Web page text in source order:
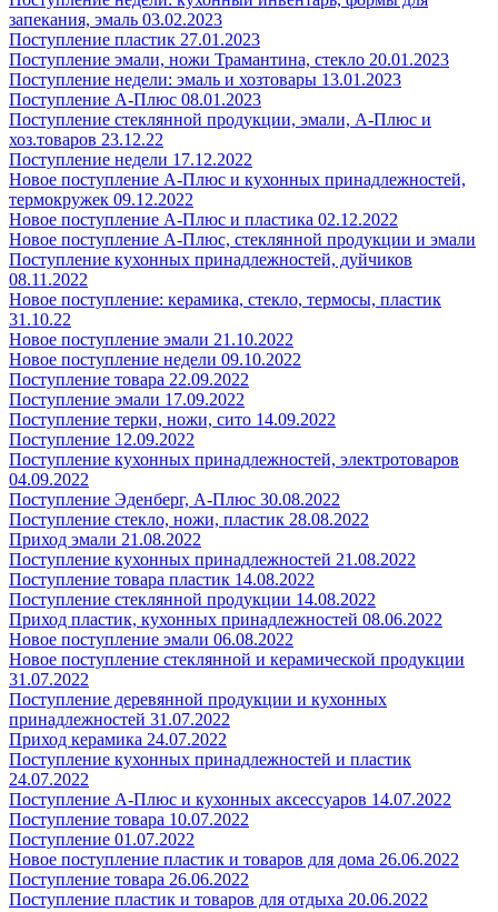
запекания, эмаль 03.02.2023
Поступление пластик 27.01.2023
Поступление эмали, ножи Трамантина, стекло 20.01.2023
Поступление недели: эмаль и хозтовары 13.01.2023
Поступление А-Плюс 08.01.2023
Поступление стеклянной продукции, эмали, А-Плюс и
хоз.товаров 23.12.22
Поступление недели 17.12.2022
Новое поступление А-Плюс и кухонных принадлежностей,
термокружек 09.12.2022
Новое поступление А-Плюс и пластика 02.12.2022
Новое поступление А-Плюс, стеклянной продукции и эмали
Поступление кухонных принадлежностей, дуйчиков
08.11.2022
Новое поступление: керамика, стекло, термосы, пластик
31.10.22
Новое поступление эмали 21.10.2022
Новое поступление недели 09.10.2022
Поступление товара 22.09.2022
Поступление эмали 17.09.2022
Поступление терки, ножи, сито 14.09.2022
Поступление 12.09.2022
Поступление кухонных принадлежностей, электротоваров
04.09.2022
Поступление Эденберг, А-Плюс 30.08.2022
Поступление стекло, ножи, пластик 28.08.2022
Приход эмали 21.08.2022
Поступление кухонных принадлежностей 21.08.2022
Поступление товара пластик 14.08.2022
Поступление стеклянной продукции 14.08.2022
Приход пластик, кухонных принадлежностей 08.06.2022
Новое поступление эмали 06.08.2022
Новое поступление стеклянной и керамической продукции
31.07.2022
Поступление деревянной продукции и кухонных
принадлежностей 31.07.2022
Приход керамика 24.07.2022
Поступление кухонных принадлежностей и пластик
24.07.2022
Поступление А-Плюс и кухонных аксессуаров 14.07.2022
Поступление товара 10.07.2022
Поступление 01.07.2022
Новое поступление пластик и товаров для дома 26.06.2022
Поступление товара 26.06.2022
Поступление пластик и товаров для отдыха 20.06.2022